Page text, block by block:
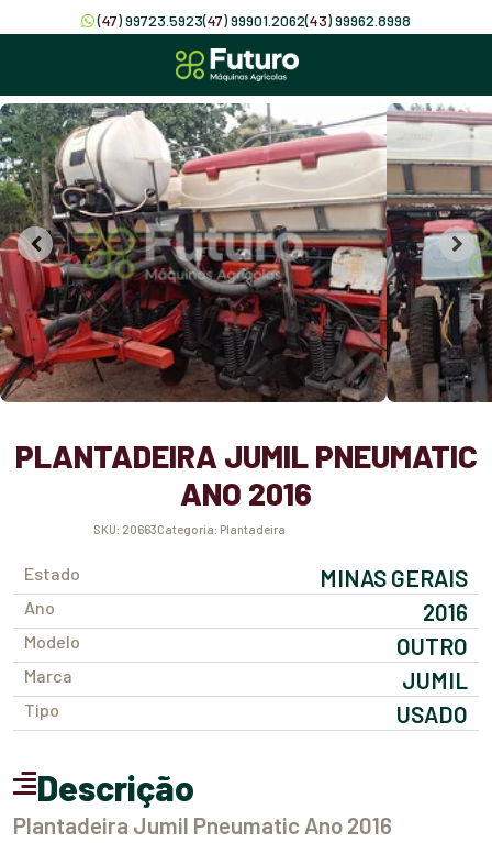
(47) 99723.5923(47) 99901.2062(43) 99962.8998
PLANTADEIRA JUMIL PNEUMATIC
ANO 2016
SKU: 20663 Categoria: Plantadeira
Estado MINAS GERAIS
Ano 2016
Modelo OUTRO
Marca JUMIL
Tipo USADO
Descrição
Plantadeira Jumil Pneumatic Ano 2016